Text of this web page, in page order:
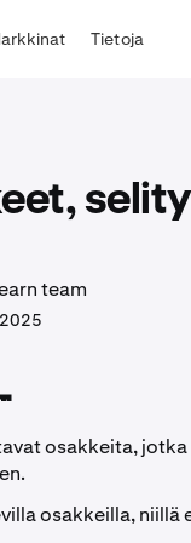
Tietoja
team
osakkeita,
osakkeilla,